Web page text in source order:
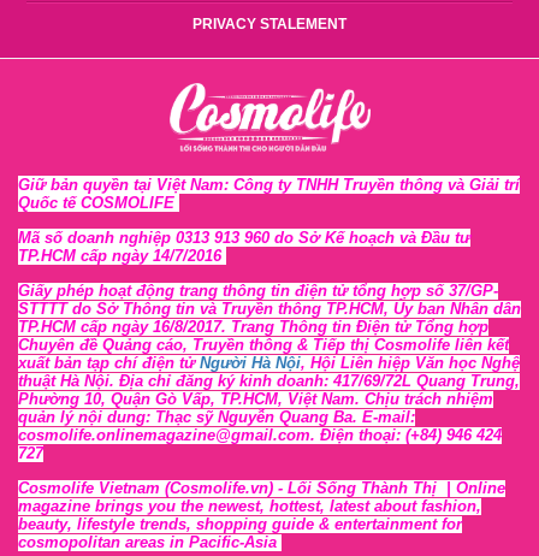
PRIVACY STALEMENT
Giữ bản quyền tại Việt Nam: Công ty TNHH Truyền thông và Giải trí
Quốc tế COSMOLIFE
Mã số doanh nghiệp 0313 913 960 do Sở Kế hoạch và Đầu tư
TP.HCM cấp ngày 14/7/2016
Giấy phép hoạt động trang thông tin điện tử tổng hợp số 37/GP-
STTTT do Sở Thông tin và Truyền thông TP.HCM, Ủy ban Nhân dân
TP.HCM cấp ngày 16/8/2017. Trang Thông tin Điện tử Tổng hợp
Chuyên đề Quảng cáo, Truyền thông & Tiếp thị Cosmolife liên kết
xuất bản tạp chí điện tử Người Hà Nội, Hội Liên hiệp Văn học Nghệ
thuật Hà Nội. Địa chỉ đăng ký kinh doanh: 417/69/72L Quang Trung,
Phường 10, Quận Gò Vấp, TP.HCM, Việt Nam. Chịu trách nhiệm
quản lý nội dung: Thạc sỹ Nguyễn Quang Ba. E-mail:
cosmolife.onlinemagazine@gmail.com. Điện thoại: (+84) 946 424
727
Cosmolife Vietnam (Cosmolife.vn) - Lối Sống Thành Thị | Online
magazine brings you the newest, hottest, latest about fashion,
beauty, lifestyle trends, shopping guide & entertainment for
cosmopolitan areas in Pacific-Asia